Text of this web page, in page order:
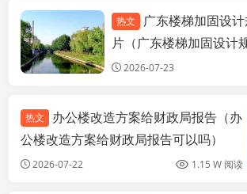
钢结构网架设计
热文
广东楼梯加固设
片（广东楼梯加固设计
片大全）
2026-07-23
热文
办公楼改造方案给财政局报告（办
公楼改造方案给财政局报告可以吗）
2026-07-22 1.15 W 阅读